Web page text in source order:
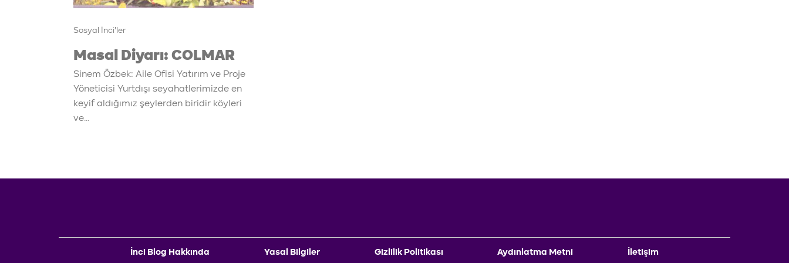
Sosyal İnci'ler
Masal Diyarı: COLMAR
Sinem Özbek: Aile Ofisi Yatırım ve Proje
Yöneticisi Yurtdışı seyahatlerimizde en
keyif aldığımız şeylerden biridir köyleri
ve…
İnci Blog Hakkında Yasal Bilgiler Gizlilik Politikası Aydınlatma Metni İletişim